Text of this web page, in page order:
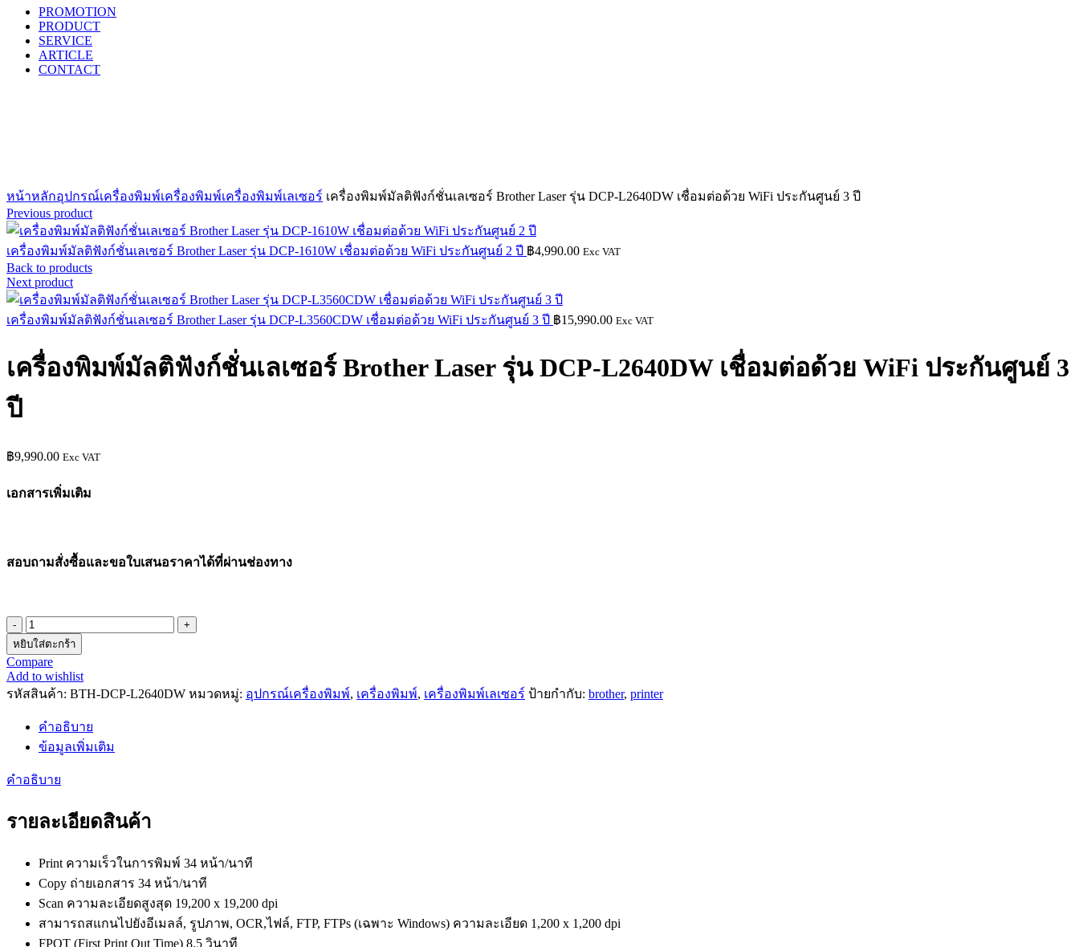
PROMOTION
PRODUCT
SERVICE
ARTICLE
CONTACT
หน้าหลักอุปกรณ์เครื่องพิมพ์เครื่องพิมพ์เครื่องพิมพ์เลเซอร์ เครื่องพิมพ์มัลติฟังก์ชั่นเลเซอร์ Brother Laser รุ่น DCP-L2640DW เชื่อมต่อด้วย WiFi ประกันศูนย์ 3 ปี
Previous product
เครื่องพิมพ์มัลติฟังก์ชั่นเลเซอร์ Brother Laser รุ่น DCP-1610W เชื่อมต่อด้วย WiFi ประกันศูนย์ 2 ปี ฿4,990.00 Exc VAT
Back to products
Next product
เครื่องพิมพ์มัลติฟังก์ชั่นเลเซอร์ Brother Laser รุ่น DCP-L3560CDW เชื่อมต่อด้วย WiFi ประกันศูนย์ 3 ปี ฿15,990.00 Exc VAT
เครื่องพิมพ์มัลติฟังก์ชั่นเลเซอร์ Brother Laser รุ่น DCP-L2640DW เชื่อมต่อด้วย WiFi ประกันศูนย์ 3
ปี
฿9,990.00 Exc VAT
เอกสารเพิ่มเติม
สอบถามสั่งซื้อและขอใบเสนอราคาได้ที่ผ่านช่องทาง
จำนวน
เครื่องพิมพ์
มัลติ
ฟัง
เลเซอร์
Brother
Laser
รุ่น
เชื่อม
ด้วย
WiFi
ประกัน
ศูนย์
หยิบใส่ตะกร้า
Compare
Add to wishlist
รหัสสินค้า: BTH-DCP-L2640DW หมวดหมู่: อุปกรณ์เครื่องพิมพ์, เครื่องพิมพ์, เครื่องพิมพ์เลเซอร์ ป้ายกำกับ: brother, printer
คำอธิบาย
ข้อมูลเพิ่มเติม
คำอธิบาย
รายละเอียดสินค้า
Print ความเร็วในการพิมพ์ 34 หน้า/นาที
Copy ถ่ายเอกสาร 34 หน้า/นาที
Scan ความละเอียดสูงสุด 19,200 x 19,200 dpi
สามารถสแกนไปยังอีเมลล์, รูปภาพ, OCR,ไฟล์, FTP, FTPs (เฉพาะ Windows) ความละเอียด 1,200 x 1,200 dpi
FPOT (First Print Out Time) 8.5 วินาที